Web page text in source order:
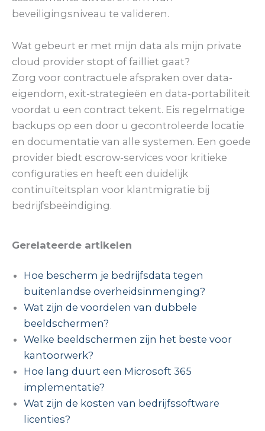
beveiligingsniveau te valideren.
Wat gebeurt er met mijn data als mijn private
cloud provider stopt of failliet gaat?
Zorg voor contractuele afspraken over data-
eigendom, exit-strategieën en data-portabiliteit
voordat u een contract tekent. Eis regelmatige
backups op een door u gecontroleerde locatie
en documentatie van alle systemen. Een goede
provider biedt escrow-services voor kritieke
configuraties en heeft een duidelijk
continuïteitsplan voor klantmigratie bij
bedrijfsbeëindiging.
Gerelateerde artikelen
Hoe bescherm je bedrijfsdata tegen
buitenlandse overheidsinmenging?
Wat zijn de voordelen van dubbele
beeldschermen?
Welke beeldschermen zijn het beste voor
kantoorwerk?
Hoe lang duurt een Microsoft 365
implementatie?
Wat zijn de kosten van bedrijfssoftware
licenties?